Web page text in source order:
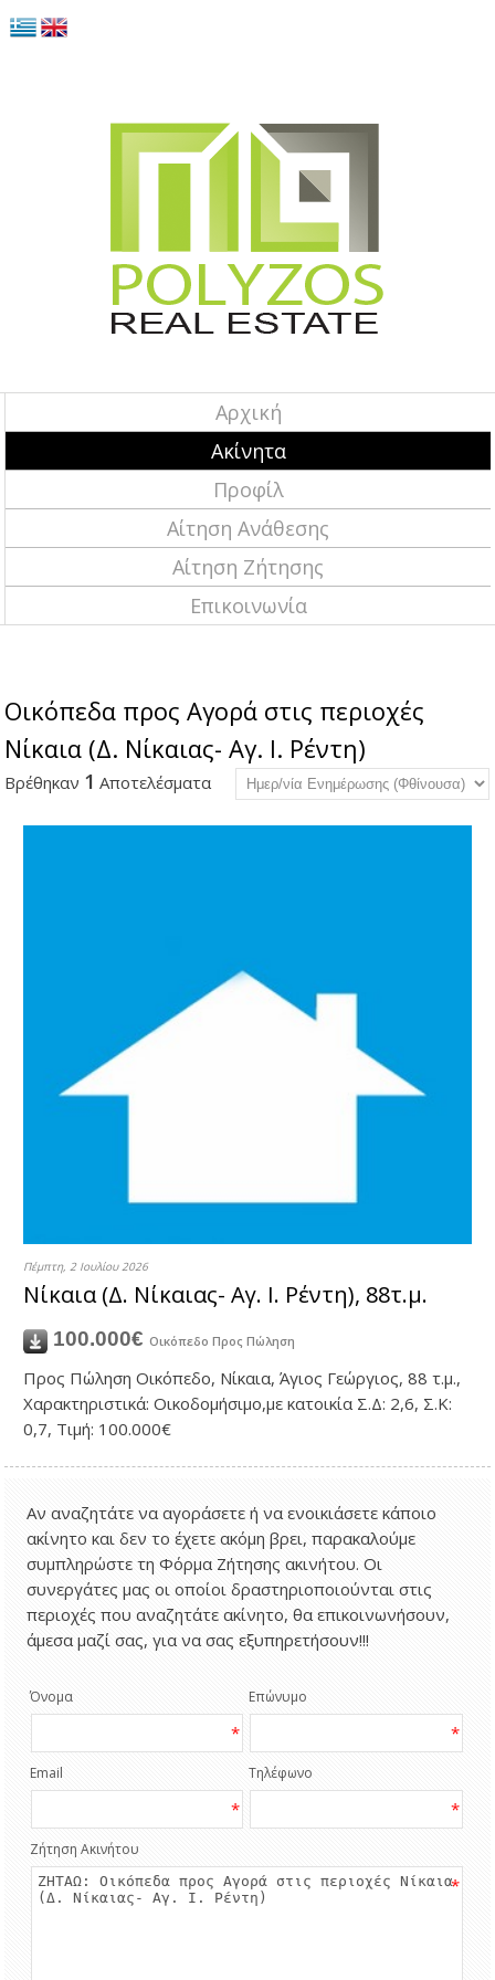
Αρχική
Ακίνητα
Προφίλ
Αίτηση Ανάθεσης
Αίτηση Ζήτησης
Επικοινωνία
Οικόπεδα προς Αγορά στις περιοχές
Νίκαια (Δ. Νίκαιας- Αγ. Ι. Ρέντη)
Βρέθηκαν 1 Αποτελέσματα
Πέμπτη, 2 Ιουλίου 2026
Νίκαια (Δ. Νίκαιας- Αγ. Ι. Ρέντη), 88τ.μ.
100.000€Οικόπεδο Προς Πώληση
Προς Πώληση Οικόπεδο, Νίκαια, Άγιος Γεώργιος, 88 τ.μ.,
Χαρακτηριστικά: Οικοδομήσιμο,με κατοικία Σ.Δ: 2,6, Σ.Κ:
0,7, Τιμή: 100.000€
Αν αναζητάτε να αγοράσετε ή να ενοικιάσετε κάποιο
ακίνητο και δεν το έχετε ακόμη βρει, παρακαλούμε
συμπληρώστε τη Φόρμα Ζήτησης ακινήτου. Οι
συνεργάτες μας οι οποίοι δραστηριοποιούνται στις
περιοχές που αναζητάτε ακίνητο, θα επικοινωνήσουν,
άμεσα μαζί σας, για να σας εξυπηρετήσουν!!!
Όνομα
*
Επώνυμο
*
Email
*
Τηλέφωνο
*
Ζήτηση Ακινήτου
*